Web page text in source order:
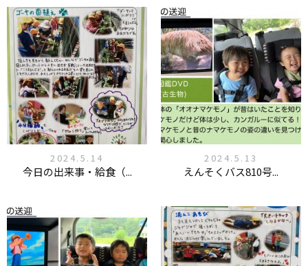
2024.5.14
今日の出来事・給食（...
2024.5.13
えんそくバス810号...